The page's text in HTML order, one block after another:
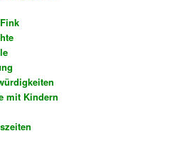
mit Kindern